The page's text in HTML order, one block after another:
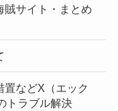
賊サイト・まとめ
などX（エック
トラブル解決